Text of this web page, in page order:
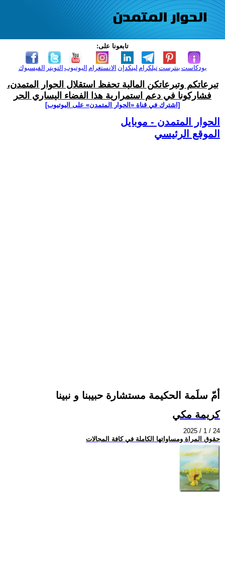
تابعونا على:
الفيسبوك التويتر اليوتيوب الانستغرام لينكدإن تيلكرامبنترست بودكاست
تبرعاتكم وتبرعاتكن المالية تحفظ استقلال الحوار المتمدن،
فشاركونا في دعم استمرارية هذا الفضاء اليساري الحر
[اشترك في قناة ‫«الحوار المتمدن» على اليوتيوب]
الحوار المتمدن - موبايل
الموقع الرئيسي
أمّ سلَمة الحكيمة مستشارة حبيبنا و نبينا
كريمة مكي
2025 / 1 / 24
حقوق المراة ومساواتها الكاملة في كافة المجالات